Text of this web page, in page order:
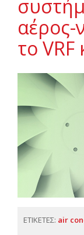
αέρος-
το VRF
ΕΤΙΚΕΤΕΣ: air